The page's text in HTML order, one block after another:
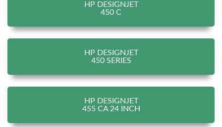
HP DESIGNJET
450 C
HP DESIGNJET
450 SERIES
HP DESIGNJET
455 CA 24 INCH